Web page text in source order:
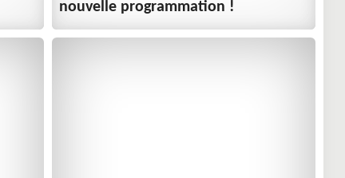
nouvelle programmation !